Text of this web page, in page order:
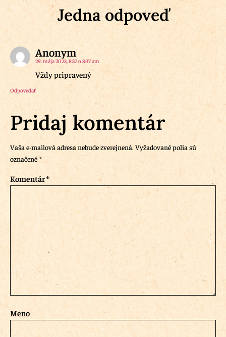
Jedna odpoveď
Anonym
29. mája 2023, 8:37 o 8:37 am
Vždy pripravený
Odpovedať
Pridaj komentár
Vaša e-mailová adresa nebude zverejnená. Vyžadované polia sú
označené*
Komentár*
Meno